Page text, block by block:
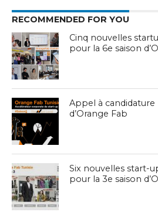
RECOMMENDED FOR YOU
Cinq nouvelles
pour la 6e saison
Appel à candidature
d’Orange Fab
Six nouvelles start-
pour la 3e saison